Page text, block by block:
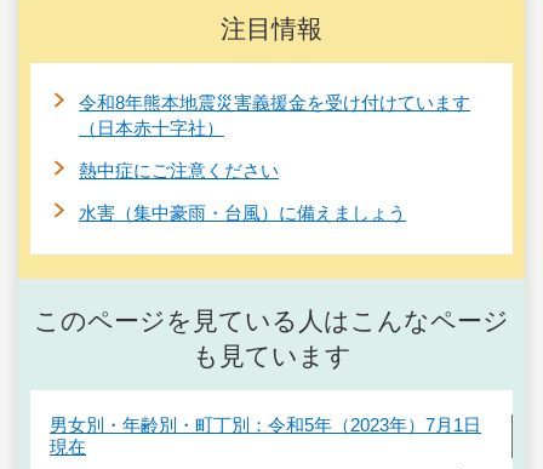
注目情報
令和8年熊本地震災害義援金を受け付けています
（日本赤十字社）
熱中症にご注意ください
水害（集中豪雨・台風）に備えましょう
このページを見ている人はこんなページ
も見ています
男女別・年齢別・町丁別：令和5年（2023年）7月1日
現在